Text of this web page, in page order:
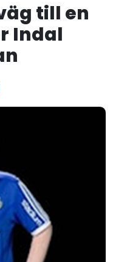
till en
Indal